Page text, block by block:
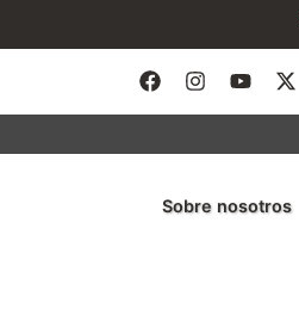
Sobre nosotros